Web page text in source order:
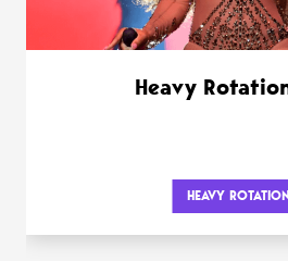
Heavy
HEAVY ROTATION